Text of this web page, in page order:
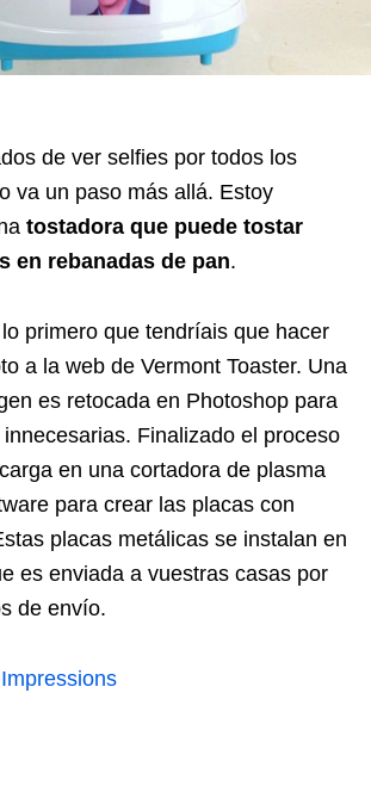
de ver selfies por todos los
va un paso más allá. Estoy
tostadora que puede tostar
en rebanadas de pan.
primero que tendríais que hacer
a la web de Vermont Toaster. Una
es retocada en Photoshop para
Finalizado el proceso
en una cortadora de plasma
para crear las placas con
placas metálicas se instalan en
es enviada a vuestras casas por
de envío.